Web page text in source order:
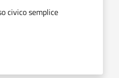
civico semplice